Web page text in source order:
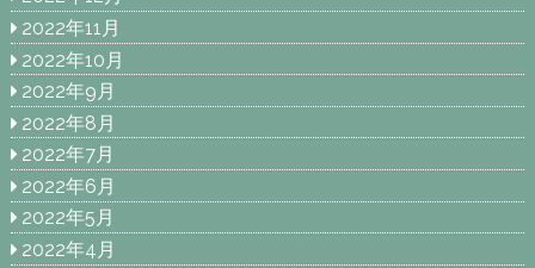
2022年11月
2022年10月
2022年9月
2022年8月
2022年7月
2022年6月
2022年5月
2022年4月